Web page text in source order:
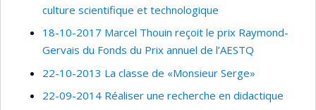
culture scientifique et technologique
18-10-2017 Marcel Thouin reçoit le prix Raymond-
Gervais du Fonds du Prix annuel de l’AESTQ
22-10-2013 La classe de «Monsieur Serge»
22-09-2014 Réaliser une recherche en didactique